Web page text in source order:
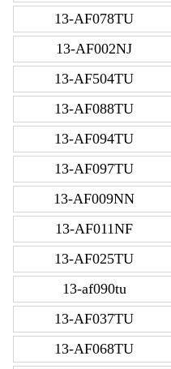
13-AF078TU
13-AF002NJ
13-AF504TU
13-AF088TU
13-AF094TU
13-AF097TU
13-AF009NN
13-AF011NF
13-AF025TU
13-af090tu
13-AF037TU
13-AF068TU